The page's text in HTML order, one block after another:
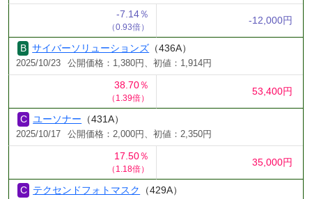
-7.14％
（0.93倍）
-12,000円
サイバーソリューションズ （436A）
2025/10/23 公開価格：1,380円、初値：1,914円
38.70％
（1.39倍）
53,400円
ユーソナー （431A）
2025/10/17 公開価格：2,000円、初値：2,350円
17.50％
（1.18倍）
35,000円
テクセンドフォトマスク （429A）